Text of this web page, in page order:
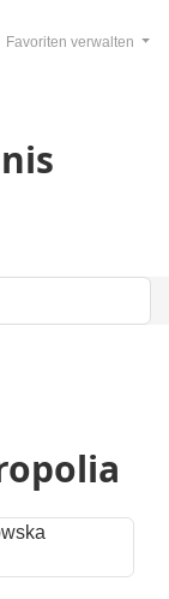
Favoriten verwalten